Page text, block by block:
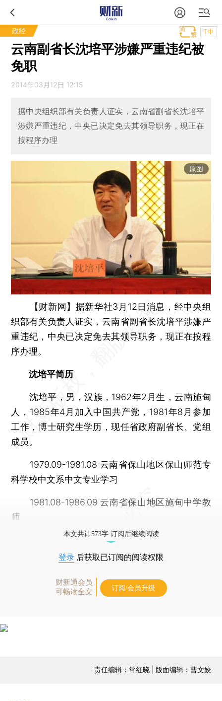
政经 T中
云南副省长沈培平涉嫌严重违纪被
免职
2014年03月12日 12:15
据中央组织部有关负责人证实，云南省副省长沈培平
涉嫌严重违纪，中央已决定免去其领导职务，现正在
按程序办理
原图
【财新网】 据新华社3月12日消息，经中央组
织部有关负责人证实，云南省副省长沈培平涉嫌严
重违纪，中央已决定免去其领导职务，现正在按程
序办理。
沈培平简历
沈培平，男，汉族，1962年2月生，云南施甸
人，1985年4月加入中国共产党，1981年8月参加
工作，博士研究生学历，现任省政府副省长、党组
成员。
1979.09-1981.08 云南省保山地区保山师范专
科学校中文系中文专业学习
1981.08-1986.09 云南省保山地区施甸中学教
师
本文共计573字 订阅后继续阅读
登录 后获取已订阅的阅读权限
财新通会员
可畅读全文
订阅/会员升级
责任编辑：常红晓 | 版面编辑：曹文姣